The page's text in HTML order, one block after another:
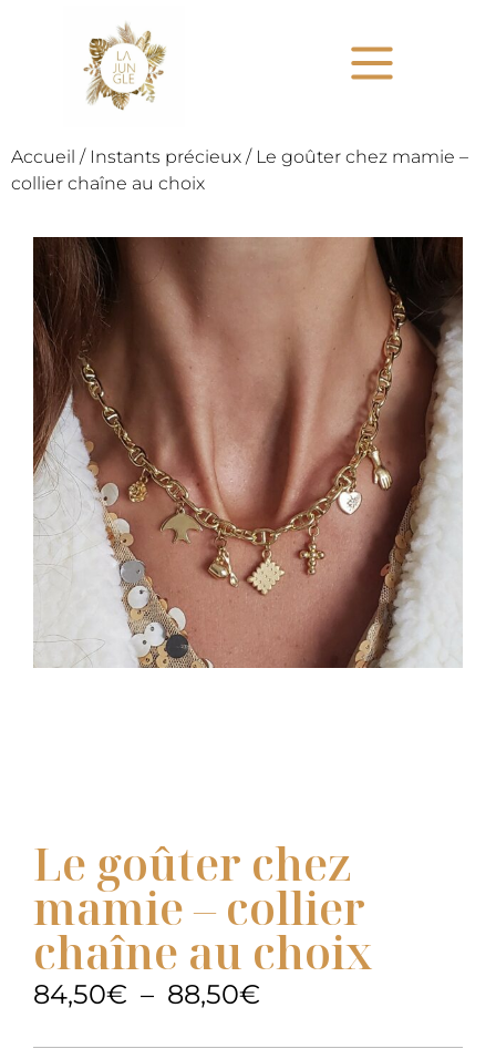
Accueil / Instants précieux / Le goûter chez mamie –
collier chaîne au choix
Le goûter chez
mamie – collier
chaîne au choix
84,50€ – 88,50€